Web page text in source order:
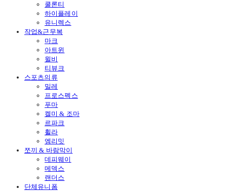
쿨론티
하이플레이
유니렉스
작업&근무복
마크
아트윈
윌비
티뷰크
스포츠의류
밀레
프로스펙스
푸마
켈미 & 조마
르파크
휠라
엠리밋
쪼끼 & 바람막이
데피웨이
메덱스
랜더스
단체유니폼